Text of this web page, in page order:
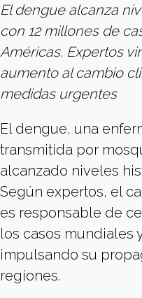
El dengue alcanza
con 12 millones de
Américas. Expertos
aumento al cambio
medidas urgentes
El dengue, una
transmitida por
alcanzado niveles
Según expertos, el
es responsable de
los casos mundiales
impulsando su
regiones.